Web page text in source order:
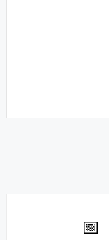
📅